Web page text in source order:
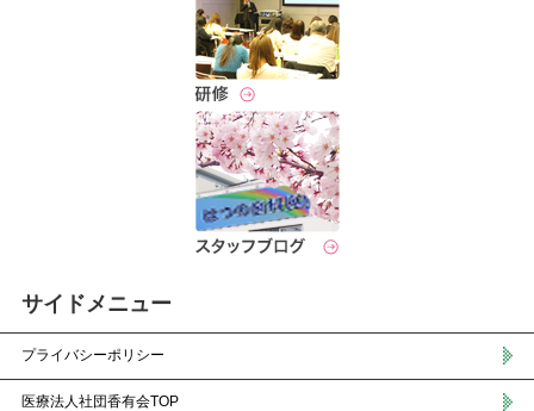
サイドメニュー
プライバシーポリシー
医療法人社団香有会TOP